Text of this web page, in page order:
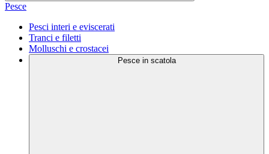
Pesce
Pesci interi e eviscerati
Tranci e filetti
Molluschi e crostacei
Pesce in scatola